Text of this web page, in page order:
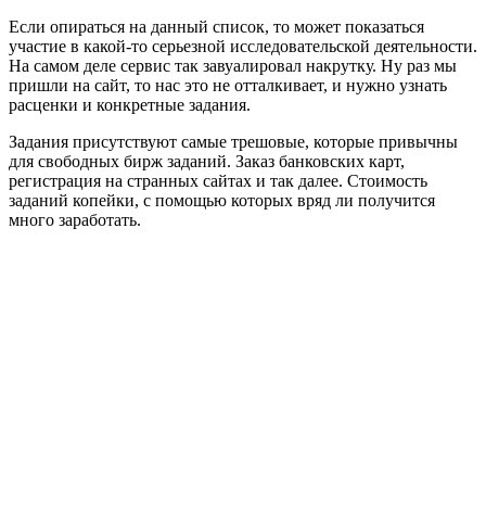
Если опираться на данный список, то может показаться
участие в какой-то серьезной исследовательской деятельности.
На самом деле сервис так завуалировал накрутку. Ну раз мы
пришли на сайт, то нас это не отталкивает, и нужно узнать
расценки и конкретные задания.
Задания присутствуют самые трешовые, которые привычны
для свободных бирж заданий. Заказ банковских карт,
регистрация на странных сайтах и так далее. Стоимость
заданий копейки, с помощью которых вряд ли получится
много заработать.